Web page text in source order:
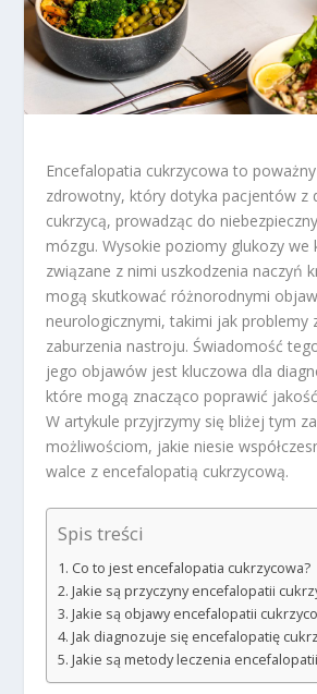
Encefalopatia cukrzycowa to
zdrowotny, który dotyka pacjentów z
cukrzycą, prowadząc do
mózgu. Wysokie poziomy glukozy we
związane z nimi uszkodzenia naczyń
mogą skutkować różnorodnymi
neurologicznymi, takimi jak problemy
zaburzenia nastroju. Świadomość
jego objawów jest kluczowa dla
które mogą znacząco poprawić
W artykule przyjrzymy się bliżej tym
możliwościom, jakie niesie
walce z encefalopatią cukrzycową.
Spis treści
Co to jest encefalopatia cukrzycowa?
Jakie są przyczyny encefalopatii
Jakie są objawy encefalopatii
Jak diagnozuje się encefalopatię
Jakie są metody leczenia